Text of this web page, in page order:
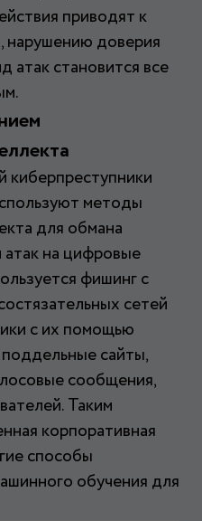
приводят к
нарушению доверия
атак становится все
киберпреступники
методы
для обмана
на цифровые
фишинг с
сетей
с их помощью
сайты,
сообщения,
Таким
корпоративная
способы
обучения для